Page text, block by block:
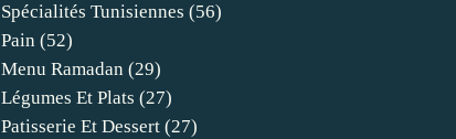
Spécialités Tunisiennes (56)
Pain (52)
Menu Ramadan (29)
Légumes Et Plats (27)
Patisserie Et Dessert (27)